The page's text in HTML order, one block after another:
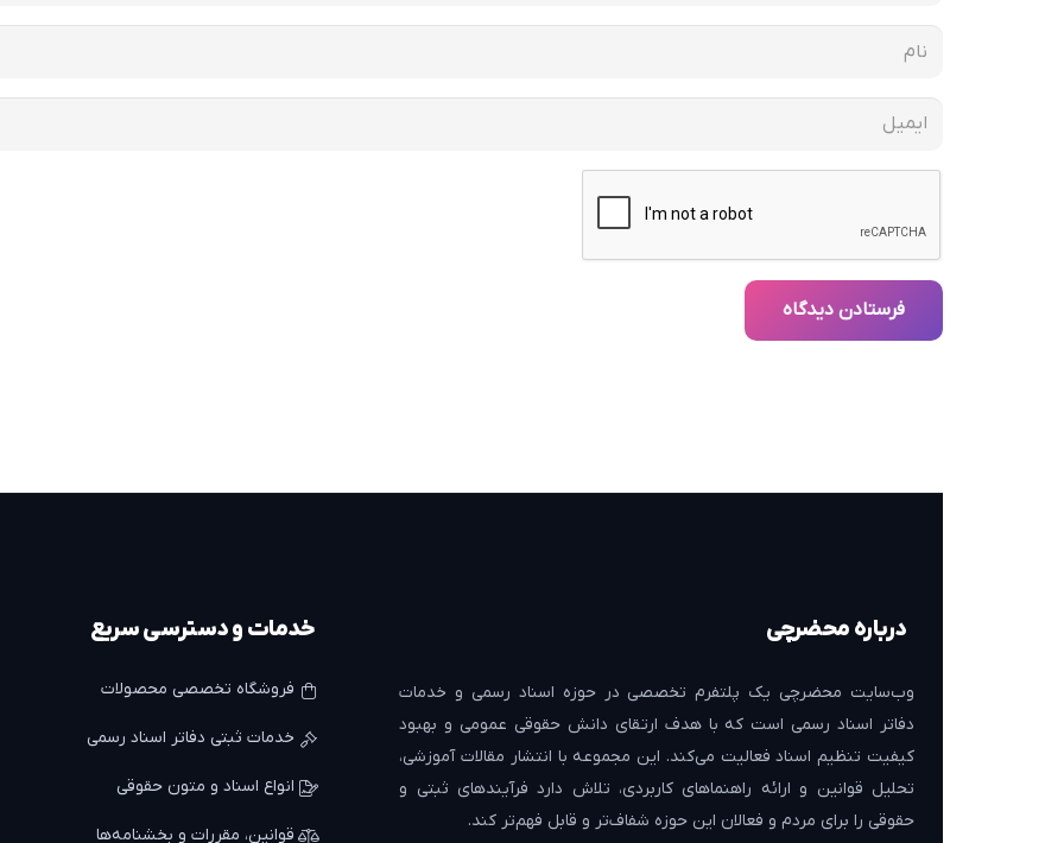
فرستادن دیدگاه
درباره محضرچی
وب‌سایت محضرچی یک پلتفرم تخصصی در حوزه اسناد رسمی و خدمات
دفاتر اسناد رسمی است که با هدف ارتقای دانش حقوقی عمومی و بهبود
کیفیت تنظیم اسناد فعالیت می‌کند. این مجموعه با انتشار مقالات آموزشی،
تحلیل قوانین و ارائه راهنماهای کاربردی، تلاش دارد فرآیندهای ثبتی و
حقوقی را برای مردم و فعالان این حوزه شفاف‌تر و قابل فهم‌تر کند.
خدمات و دسترسی سریع
فروشگاه تخصصی محصولات
خدمات ثبتی دفاتر اسناد رسمی
انواع اسناد و متون حقوقی
قوانین، مقررات و بخشنامه‌ها